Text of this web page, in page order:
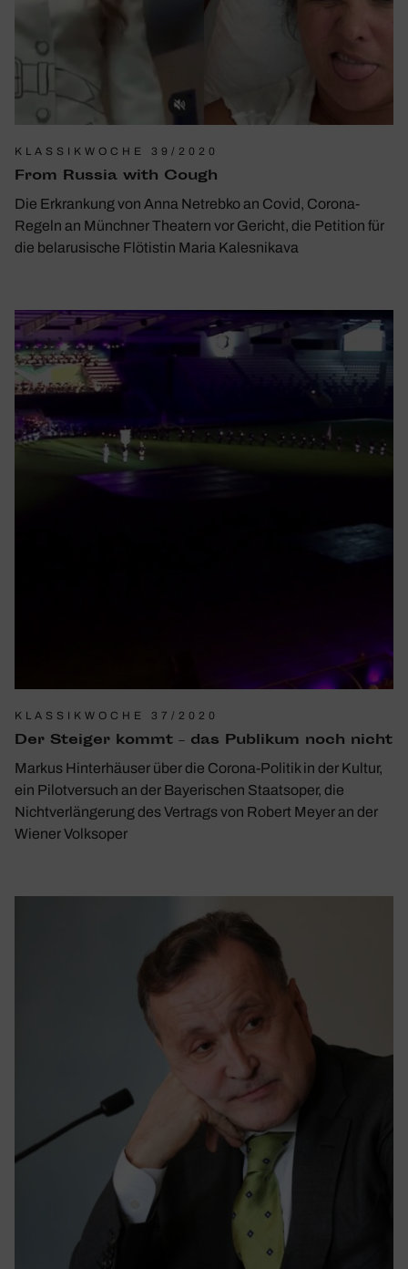
KLASSIKWOCHE 39/2020
From Russia with Cough
Die Erkrankung von Anna Netrebko an Covid, Corona-
Regeln an Münchner Theatern vor Gericht, die Petition für
die belarusische Flötistin Maria Kalesnikava
KLASSIKWOCHE 37/2020
Der Steiger kommt – das Publikum noch nicht
Markus Hinterhäuser über die Corona-Politik in der Kultur,
ein Pilotversuch an der Bayerischen Staatsoper, die
Nichtverlängerung des Vertrags von Robert Meyer an der
Wiener Volksoper